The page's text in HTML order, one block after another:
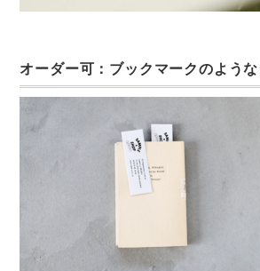
オーダー可：ブックマークのよう